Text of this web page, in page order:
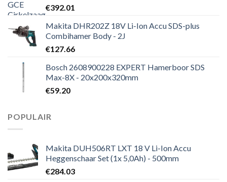
€392.01
Makita DHR202Z 18V Li-Ion Accu SDS-plus
Combihamer Body - 2J
€127.66
Bosch 2608900228 EXPERT Hamerboor SDS
Max-8X - 20x200x320mm
€59.20
POPULAIR
Makita DUH506RT LXT 18 V Li-Ion Accu
Heggenschaar Set (1x 5,0Ah) - 500mm
€284.03